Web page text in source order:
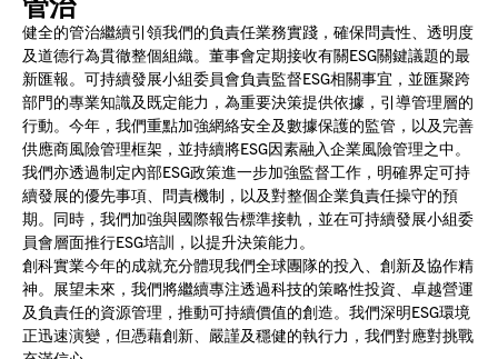
健全的管治繼續引領我們的負責任業務實踐，確保問責性、透明度
及道德行為貫徹整個組織。董事會定期接收有關ESG關鍵議題的最
新匯報。可持續發展小組委員會負責監督ESG相關事宜，並匯聚跨
部門的專業知識及既定能力，為重要決策提供依據，引導管理層的
行動。今年，我們重點加強網絡安全及數據保護的監管，以及完善
供應商風險管理框架，並持續將ESG因素融入企業風險管理之中。
我們亦透過制定內部ESG政策進一步加強監督工作，明確界定可持
續發展的優先事項、問責機制，以及對整個企業負責任操守的預
期。同時，我們加強與國際報告標準接軌，並在可持續發展小組委
員會層面推行ESG培訓，以提升決策能力。
創科實業今年的成就充分體現我們全球團隊的投入、創新及協作精
神。展望未來，我們將繼續專注透過科技的策略性投資、卓越營運
及負責任的資源管理，推動可持續價值的創造。我們深明ESG環境
正迅速演變，但憑藉創新、嚴謹及穩健的執行力，我們對應對挑戰